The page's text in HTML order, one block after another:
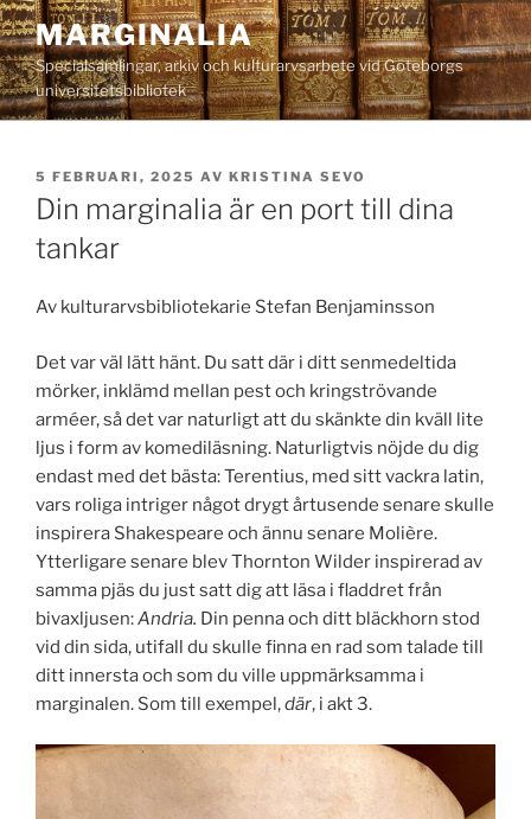
Hoppa
till
innehåll
MARGINALIA
Specialsamlingar, arkiv och kulturarvsarbete vid Göteborgs
universitetsbibliotek
PUBLICERAT
5 FEBRUARI, 2025 AV KRISTINA SEVO
Din marginalia är en port till dina
tankar
Av kulturarvsbibliotekarie Stefan Benjaminsson
Det var väl lätt hänt. Du satt där i ditt senmedeltida
mörker, inklämd mellan pest och kringströvande
arméer, så det var naturligt att du skänkte din kväll lite
ljus i form av komediläsning. Naturligtvis nöjde du dig
endast med det bästa: Terentius, med sitt vackra latin,
vars roliga intriger något drygt årtusende senare skulle
inspirera Shakespeare och ännu senare Molière.
Ytterligare senare blev Thornton Wilder inspirerad av
samma pjäs du just satt dig att läsa i fladdret från
bivaxljusen:Andria. Din penna och ditt bläckhorn stod
vid din sida, utifall du skulle finna en rad som talade till
ditt innersta och som du ville uppmärksamma i
marginalen. Som till exempel,där, i akt 3.